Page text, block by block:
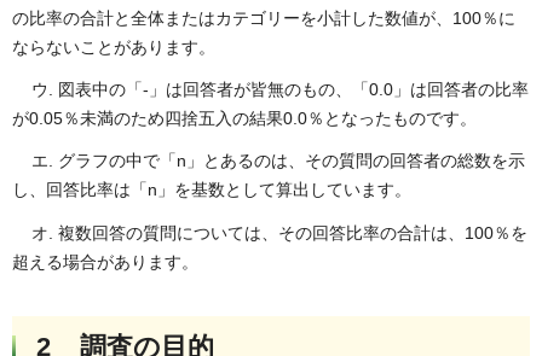
の⽐率の合計と全体またはカテゴリーを⼩計した数値が、100％に
ならないことがあります。
ウ. 図表中の「-」は回答者が皆無のもの、「0.0」は回答者の⽐率
が0.05％未満のため四捨五⼊の結果0.0％となったものです。
エ. グラフの中で「n」とあるのは、その質問の回答者の総数を⽰
し、回答⽐率は「n」を基数として算出しています。
オ. 複数回答の質問については、その回答⽐率の合計は、100％を
超える場合があります。
2 調査の⽬的